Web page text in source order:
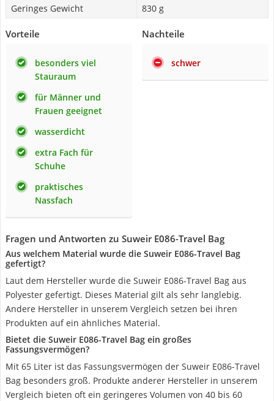
Geringes Gewicht
830 g
Vorteile
besonders viel
Stauraum
für Männer und
Frauen geeignet
wasserdicht
extra Fach für
Schuhe
praktisches
Nassfach
Nachteile
schwer
Fragen und Antworten zu Suweir E086-Travel Bag
Aus welchem Material wurde die Suweir E086-Travel Bag
gefertigt?
Laut dem Hersteller wurde die Suweir E086-Travel Bag aus
Polyester gefertigt. Dieses Material gilt als sehr langlebig.
Andere Hersteller in unserem Vergleich setzen bei ihren
Produkten auf ein ähnliches Material.
Bietet die Suweir E086-Travel Bag ein großes
Fassungsvermögen?
Mit 65 Liter ist das Fassungsvermögen der Suweir E086-Travel
Bag besonders groß. Produkte anderer Hersteller in unserem
Vergleich bieten oft ein geringeres Volumen von 40 bis 60